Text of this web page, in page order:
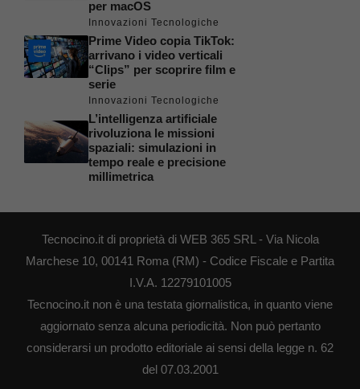
per macOS
Innovazioni Tecnologiche
Prime Video copia TikTok:
arrivano i video verticali
“Clips” per scoprire film e
serie
Innovazioni Tecnologiche
L’intelligenza artificiale
rivoluziona le missioni
spaziali: simulazioni in
tempo reale e precisione
millimetrica
Tecnocino.it di proprietà di WEB 365 SRL - Via Nicola
Marchese 10, 00141 Roma (RM) - Codice Fiscale e Partita
I.V.A. 12279101005
Tecnocino.it non è una testata giornalistica, in quanto viene
aggiornato senza alcuna periodicità. Non può pertanto
considerarsi un prodotto editoriale ai sensi della legge n. 62
del 07.03.2001